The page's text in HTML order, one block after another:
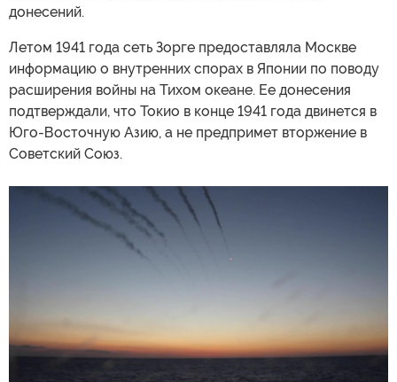
донесений.
Летом 1941 года сеть Зорге предоставляла Москве
информацию о внутренних спорах в Японии по поводу
расширения войны на Тихом океане. Ее донесения
подтверждали, что Токио в конце 1941 года двинется в
Юго-Восточную Азию, а не предпримет вторжение в
Советский Союз.